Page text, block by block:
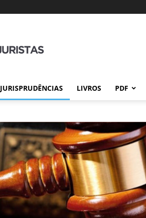
JURISPRUDÊNCIAS LIVROS PDF